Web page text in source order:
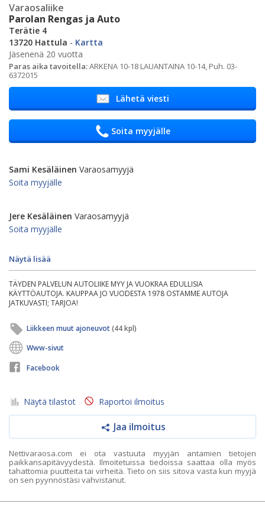
Varaosaliike
Parolan Rengas ja Auto
Terätie 4
13720 Hattula - Kartta
Jäsenenä 20 vuotta
Paras aika tavoitella:ARKENA 10-18 LAUANTAINA 10-14, Puh. 03-
6372015
Lähetä viesti
Soita myyjälle
Sami Kesäläinen Varaosamyyjä
Soita myyjälle
Jere Kesäläinen Varaosamyyjä
Soita myyjälle
Näytä lisää
TÄYDEN PALVELUN AUTOLIIKE MYY JA VUOKRAA EDULLISIA
KÄYTTÖAUTOJA. KAUPPAA JO VUODESTA 1978 OSTAMME AUTOJA
JATKUVASTI; TARJOA!
Liikkeen muut ajoneuvot(44 kpl)
Www-sivut
Facebook
Näytä tilastot Raportoi ilmoitus
Jaa ilmoitus
Nettivaraosa.com ei ota vastuuta myyjän antamien tietojen
paikkansapitävyydestä. Ilmoitetuissa tiedoissa saattaa olla myös
tahattomia puutteita tai virheitä. Tieto on siis sitova vasta kun myyjä
on sen pyynnöstäsi vahvistanut.